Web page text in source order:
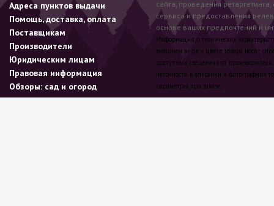
Адреса пунктов выдачи
Помощь, доставка, оплата
Поставщикам
Производители
Юридическим лицам
Правовая информация
Обзоры: сад и огород
сайта, проведения
сервиса и предоставления
основе ваших предпочтений и
Информация о технических
внешнем виде и цвете товара носит
доступных сведениях от
неточности в описании и фотографиях
параметры при заказе.